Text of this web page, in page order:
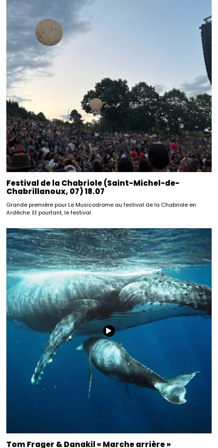
Festival de la Chabriole (Saint-Michel-de-
Chabrillanoux, 07) 18.07
Grande première pour Le Musicodrome au festival de la Chabriole en
Ardèche. Et pourtant, le festival
Tom Frager & Danakil « Marche arrière »